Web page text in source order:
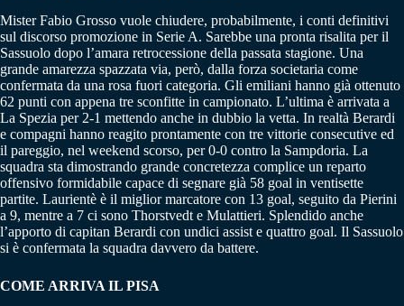
Mister Fabio Grosso vuole chiudere, probabilmente, i conti definitivi
sul discorso promozione in Serie A. Sarebbe una pronta risalita per il
Sassuolo dopo l’amara retrocessione della passata stagione. Una
grande amarezza spazzata via, però, dalla forza societaria come
confermata da una rosa fuori categoria. Gli emiliani hanno già ottenuto
62 punti con appena tre sconfitte in campionato. L’ultima è arrivata a
La Spezia per 2-1 mettendo anche in dubbio la vetta. In realtà Berardi
e compagni hanno reagito prontamente con tre vittorie consecutive ed
il pareggio, nel weekend scorso, per 0-0 contro la Sampdoria. La
squadra sta dimostrando grande concretezza complice un reparto
offensivo formidabile capace di segnare già 58 goal in ventisette
partite. Laurientè è il miglior marcatore con 13 goal, seguito da Pierini
a 9, mentre a 7 ci sono Thorstvedt e Mulattieri. Splendido anche
l’apporto di capitan Berardi con undici assist e quattro goal. Il Sassuolo
si è confermata la squadra davvero da battere.
COME ARRIVA IL PISA